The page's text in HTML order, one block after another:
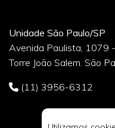
Unidade São Paulo/SP
Avenida Paulista, 1079 -
Torre João Salem. São
(11) 3956-6312